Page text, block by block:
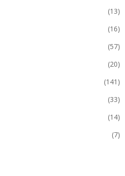
(13)
(16)
(57)
(20)
(141)
(33)
(14)
(7)